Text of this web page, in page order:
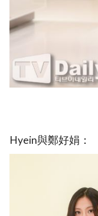
Hyein與鄭好娟：